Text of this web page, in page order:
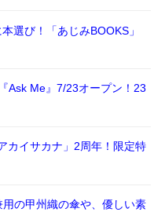
選び！「あじみBOOKS」
Ask Me』7/23オープン！23
カイサカナ」2周年！限定特
の甲州織の傘や、優しい素